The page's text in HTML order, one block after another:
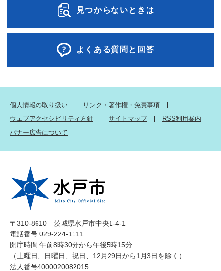
見つからないときは
よくある質問と回答
個人情報の取り扱い
リンク・著作権・免責事項
ウェブアクセシビリティ方針
サイトマップ
RSS利用案内
バナー広告について
〒310-8610 茨城県水戸市中央1-4-1
電話番号 029-224-1111
開庁時間 午前8時30分から午後5時15分
（土曜日、日曜日、祝日、12月29日から1月3日を除く）
法人番号4000020082015